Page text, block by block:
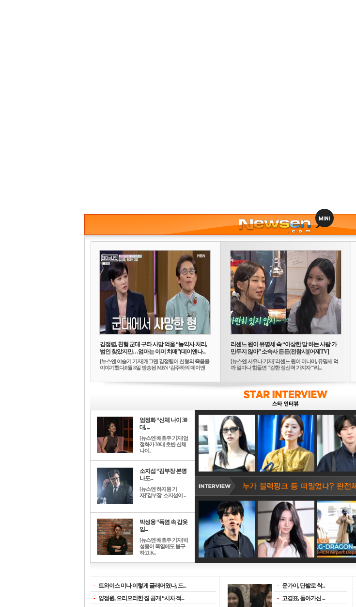
김정렬, 친형 군대 구타 사망 억울 “농약사 처리,
범인 찾았지만…엄마는 이미 치매”(데이앤나...
[뉴스엔 이슬기 기자]개그맨 김정렬이 친형의 죽음을
이야기했다.8월 8일 방송된 MBN ‘김주하의 데이앤
리센느 원이 유명세 속 “이상한 말 하는 사람 가
만두지 않아” 소속사 든든(전참시)[어제TV]
[뉴스엔 서유나 기자]'리센느 원이 미나미, 유명세 억
까 얼마나 힘들면 "강한 정신력 가지자"'리...
엄정화 “신체 나이 30
대, ...
[뉴스엔 배효주 기자]엄
정화가 30대 초반 신체
나이..
소지섭 “김부장 본명
나도...
[뉴스엔 하지원 기
자]'김부장' 소지섭이 ..
박성웅 “폭염 속 갑옷
입...
[뉴스엔 배효주 기자]박
성웅이 폭염에도 불구
하고 K..
- 트와이스 미나 이렇게 글래머였나, 드...
- 양정원, 으리으리한 집 공개 “시차 적...
- 윤가이, 단발로 싹...
- 고경표, 돌아가신 ...